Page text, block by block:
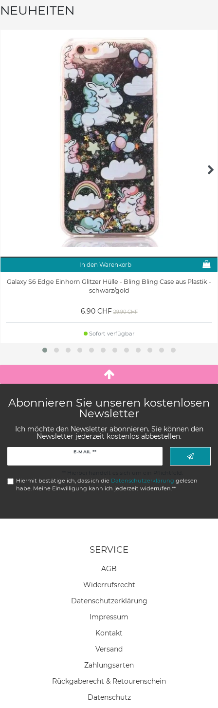
NEUHEITEN
In den Warenkorb
Galaxy S6 Edge Einhorn Glitzer Hülle - Bling Bling Case aus Plastik -
schwarz/gold
6.90 CHF 29.90 CHF
Sofort verfügbar
Abonnieren Sie unseren kostenlosen
Newsletter
Ich möchte den Newsletter abonnieren. Sie können den
Newsletter jederzeit kostenlos abbestellen.
E-MAIL **
Hiermit bestätige ich, dass ich die Daten­schutz­erklärung gelesen
habe. Meine Einwilligung kann ich jederzeit widerrufen.**
SERVICE
AGB
Widerrufs­recht
Daten­schutz­erklärung
Impressum
Kontakt
Versand
Zahlungsarten
Rückgaberecht & Retourenschein
Datenschutz